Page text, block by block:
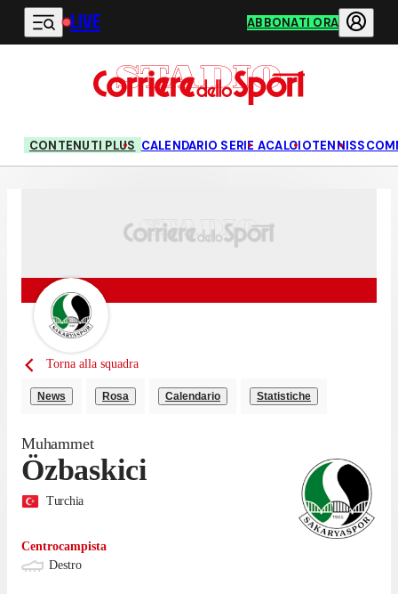
Vai al contenuto principale
LIVE ABBONATI ORA
CONTENUTI PLUS CALENDARIO SERIE ACALCIOTENNIS
Torna alla squadra
News Rosa Calendario Statistiche
Muhammet
Özbaskici
Turchia
Centrocampista
Destro